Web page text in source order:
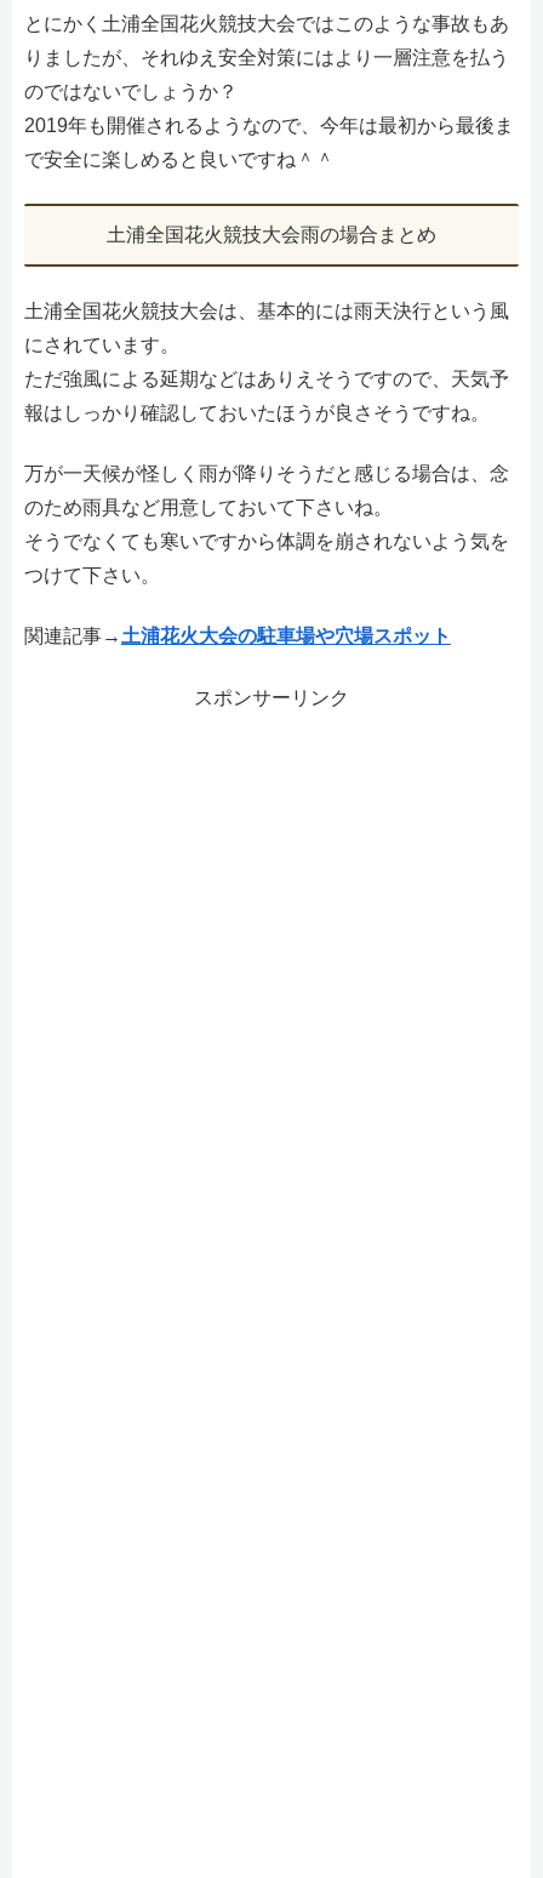
とにかく土浦全国花火競技大会ではこのような事故もあ
りましたが、それゆえ安全対策にはより一層注意を払う
のではないでしょうか？
2019年も開催されるようなので、今年は最初から最後ま
で安全に楽しめると良いですね＾＾
土浦全国花火競技大会雨の場合まとめ
土浦全国花火競技大会は、基本的には雨天決行という風
にされています。
ただ強風による延期などはありえそうですので、天気予
報はしっかり確認しておいたほうが良さそうですね。
万が一天候が怪しく雨が降りそうだと感じる場合は、念
のため雨具など用意しておいて下さいね。
そうでなくても寒いですから体調を崩されないよう気を
つけて下さい。
関連記事→ 土浦花火大会の駐車場や穴場スポット
スポンサーリンク